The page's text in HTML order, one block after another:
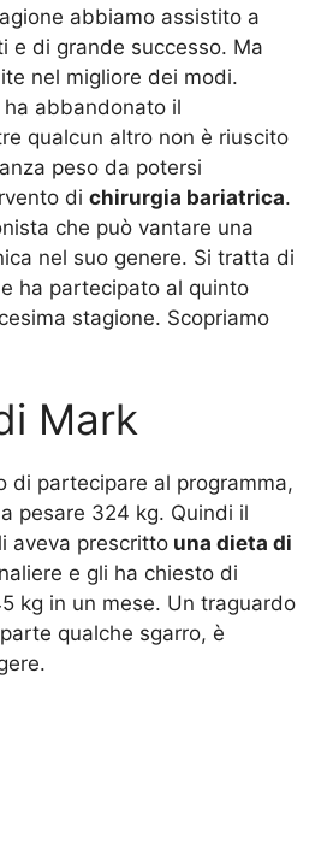
abbiamo assistito a
e di grande successo. Ma
nel migliore dei modi.
abbandonato il
qualcun altro non è riuscito
peso da potersi
di chirurgia bariatrica.
che può vantare una
nel suo genere. Si tratta di
ha partecipato al quinto
stagione. Scopriamo
Mark
di partecipare al programma,
pesare 324 kg. Quindi il
aveva prescritto una dieta di
e gli ha chiesto di
kg in un mese. Un traguardo
qualche sgarro, è